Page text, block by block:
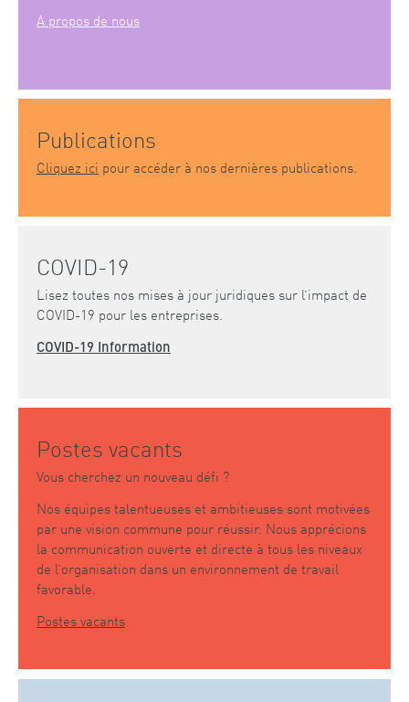
A propos de nous
Publications
Cliquez ici pour accéder à nos dernières publications.
COVID-19
Lisez toutes nos mises à jour juridiques sur l’impact de
COVID-19 pour les entreprises.
COVID-19 Information
Postes vacants
Vous cherchez un nouveau défi ?
Nos équipes talentueuses et ambitieuses sont motivées
par une vision commune pour réussir. Nous apprécions
la communication ouverte et directe à tous les niveaux
de l’organisation dans un environnement de travail
favorable.
Postes vacants